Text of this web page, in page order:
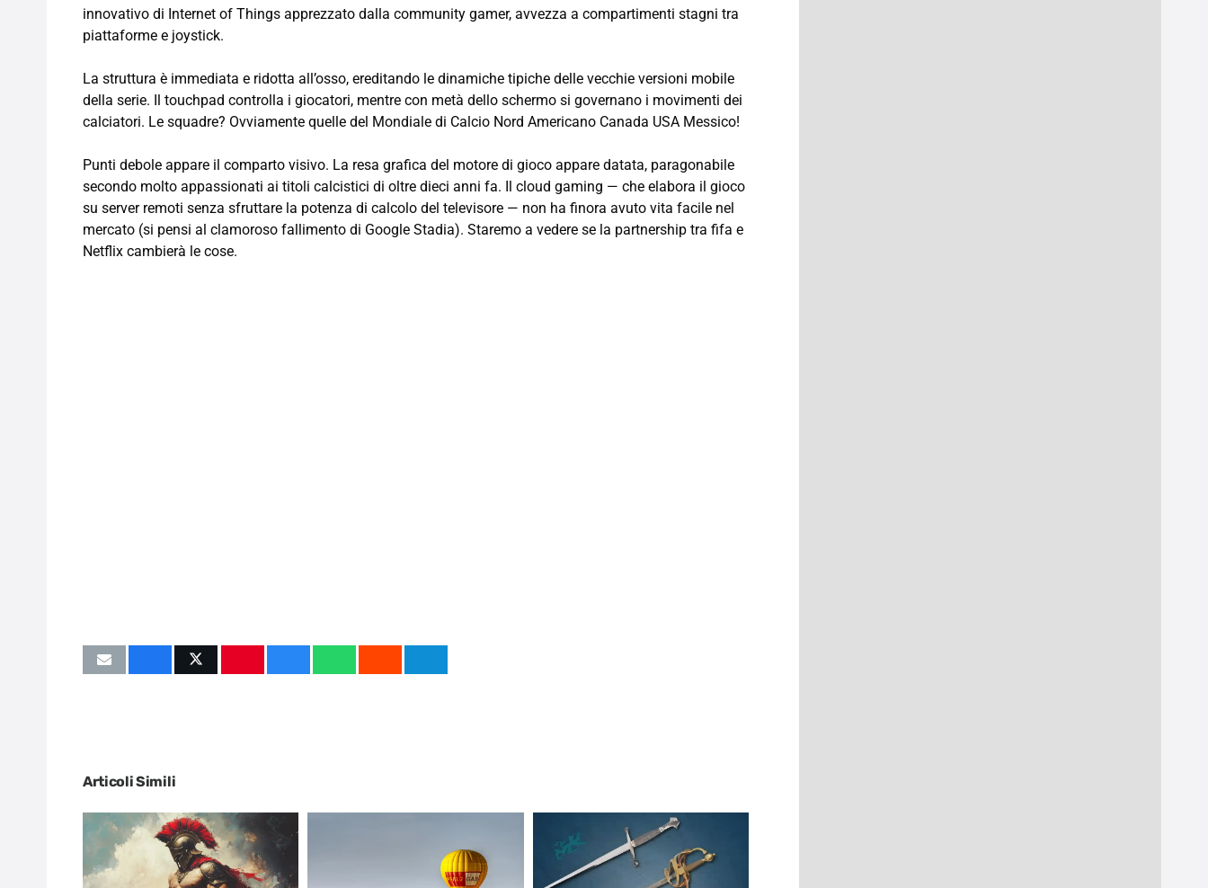
innovativo di Internet of Things apprezzato dalla community gamer, avvezza a compartimenti stagni tra
piattaforme e joystick.
La struttura è immediata e ridotta all’osso, ereditando le dinamiche tipiche delle vecchie versioni mobile
della serie. Il touchpad controlla i giocatori, mentre con metà dello schermo si governano i movimenti dei
calciatori. Le squadre? Ovviamente quelle del Mondiale di Calcio Nord Americano Canada USA Messico!
Punti debole appare il comparto visivo. La resa grafica del motore di gioco appare datata, paragonabile
secondo molto appassionati ai titoli calcistici di oltre dieci anni fa. Il cloud gaming — che elabora il gioco
su server remoti senza sfruttare la potenza di calcolo del televisore — non ha finora avuto vita facile nel
mercato (si pensi al clamoroso fallimento di Google Stadia). Staremo a vedere se la partnership tra fifa e
Netflix cambierà le cose.
Articoli Simili